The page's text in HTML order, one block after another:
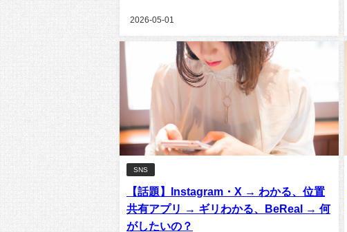
2026-05-01
SNS
【話題】Instagram・X → わかる、位置
共有アプリ → ギリわかる、BeReal → 何
がしたいの？